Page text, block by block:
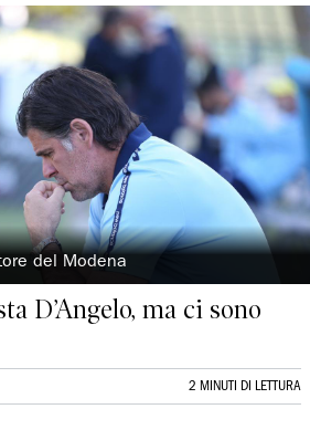
del Modena
D’Angelo, ma ci sono
2 MINUTI DI LETTURA